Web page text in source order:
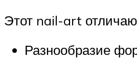
Этот nail-art
Разнообразие